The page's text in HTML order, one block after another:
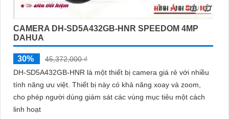
CAMERA DH-SD5A432GB-HNR SPEEDOM 4MP
DAHUA
30%
45,372,000 ₫
DH-SD5A432GB-HNR là một thiết bị camera giá rẻ với nhiều
tính năng ưu việt. Thiết bị này có khả năng xoay và zoom,
cho phép người dùng giám sát các vùng mục tiêu một cách
linh hoạt